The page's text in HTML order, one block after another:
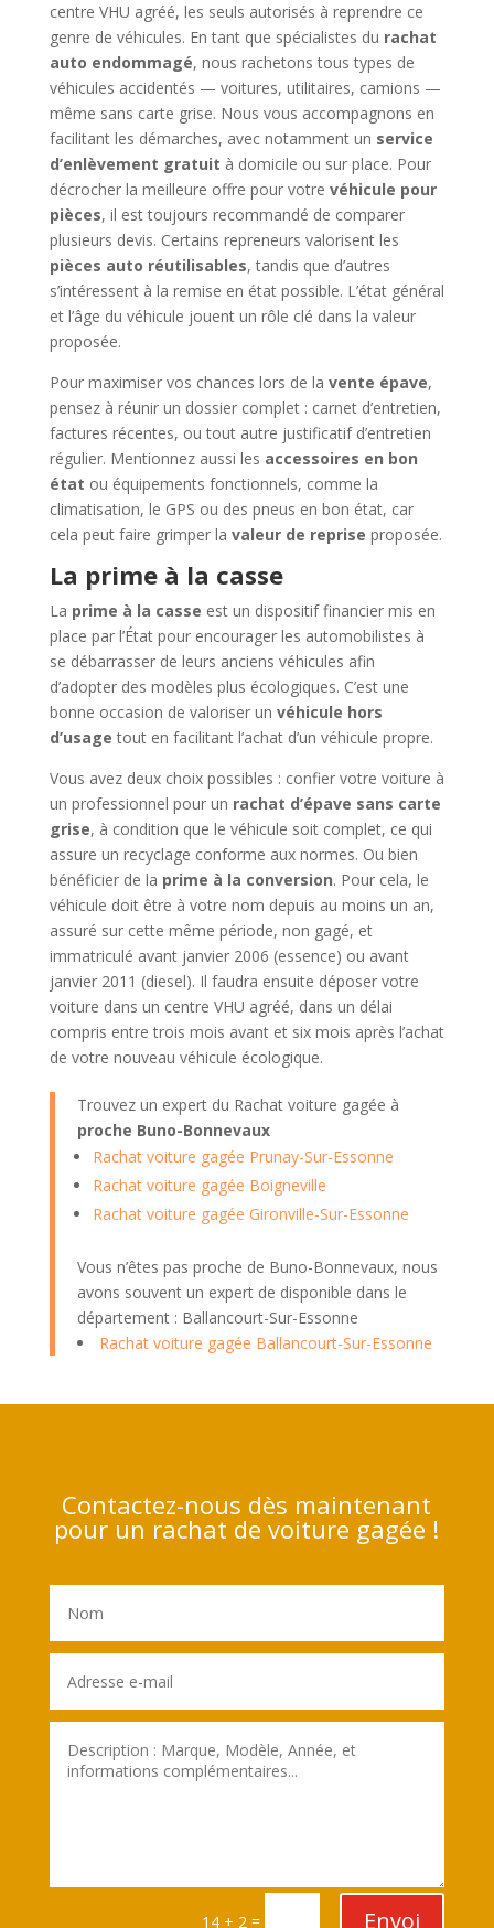
centre VHU agréé, les seuls autorisés à reprendre ce
genre de véhicules. En tant que spécialistes du rachat
auto endommagé, nous rachetons tous types de
véhicules accidentés — voitures, utilitaires, camions —
même sans carte grise. Nous vous accompagnons en
facilitant les démarches, avec notamment un service
d’enlèvement gratuit à domicile ou sur place. Pour
décrocher la meilleure offre pour votre véhicule pour
pièces, il est toujours recommandé de comparer
plusieurs devis. Certains repreneurs valorisent les
pièces auto réutilisables, tandis que d’autres
s’intéressent à la remise en état possible. L’état général
et l’âge du véhicule jouent un rôle clé dans la valeur
proposée.
Pour maximiser vos chances lors de la vente épave,
pensez à réunir un dossier complet : carnet d’entretien,
factures récentes, ou tout autre justificatif d’entretien
régulier. Mentionnez aussi les accessoires en bon
état ou équipements fonctionnels, comme la
climatisation, le GPS ou des pneus en bon état, car
cela peut faire grimper la valeur de reprise proposée.
La prime à la casse
La prime à la casse est un dispositif financier mis en
place par l’État pour encourager les automobilistes à
se débarrasser de leurs anciens véhicules afin
d’adopter des modèles plus écologiques. C’est une
bonne occasion de valoriser un véhicule hors
d’usage tout en facilitant l’achat d’un véhicule propre.
Vous avez deux choix possibles : confier votre voiture à
un professionnel pour un rachat d’épave sans carte
grise, à condition que le véhicule soit complet, ce qui
assure un recyclage conforme aux normes. Ou bien
bénéficier de la prime à la conversion. Pour cela, le
véhicule doit être à votre nom depuis au moins un an,
assuré sur cette même période, non gagé, et
immatriculé avant janvier 2006 (essence) ou avant
janvier 2011 (diesel). Il faudra ensuite déposer votre
voiture dans un centre VHU agréé, dans un délai
compris entre trois mois avant et six mois après l’achat
de votre nouveau véhicule écologique.
Trouvez un expert du Rachat voiture gagée à
proche Buno-Bonnevaux
Rachat voiture gagée Prunay-Sur-Essonne
Rachat voiture gagée Boigneville
Rachat voiture gagée Gironville-Sur-Essonne
Vous n’êtes pas proche de Buno-Bonnevaux, nous
avons souvent un expert de disponible dans le
département : Ballancourt-Sur-Essonne
Rachat voiture gagée Ballancourt-Sur-Essonne
Contactez-nous dès maintenant
pour un rachat de voiture gagée !
14 + 2 = Envoi